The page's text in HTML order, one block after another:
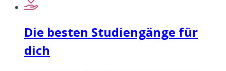
Die besten Studiengänge für
dich